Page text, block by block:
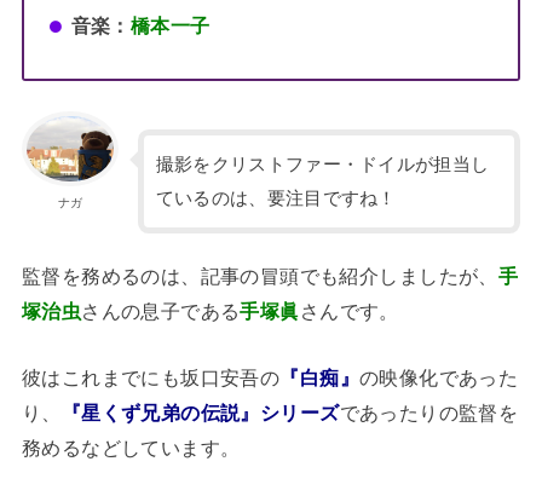
音楽： 橋本一子
ナガ
撮影をクリストファー・ドイルが担当し
ているのは、要注目ですね！
監督を務めるのは、記事の冒頭でも紹介しましたが、 手
塚治虫さんの息子である手塚眞さんです。
彼はこれまでにも坂口安吾の 『白痴』 の映像化であった
り、
『星くず兄弟の伝説』シリーズであったりの監督を
務めるなどしています。